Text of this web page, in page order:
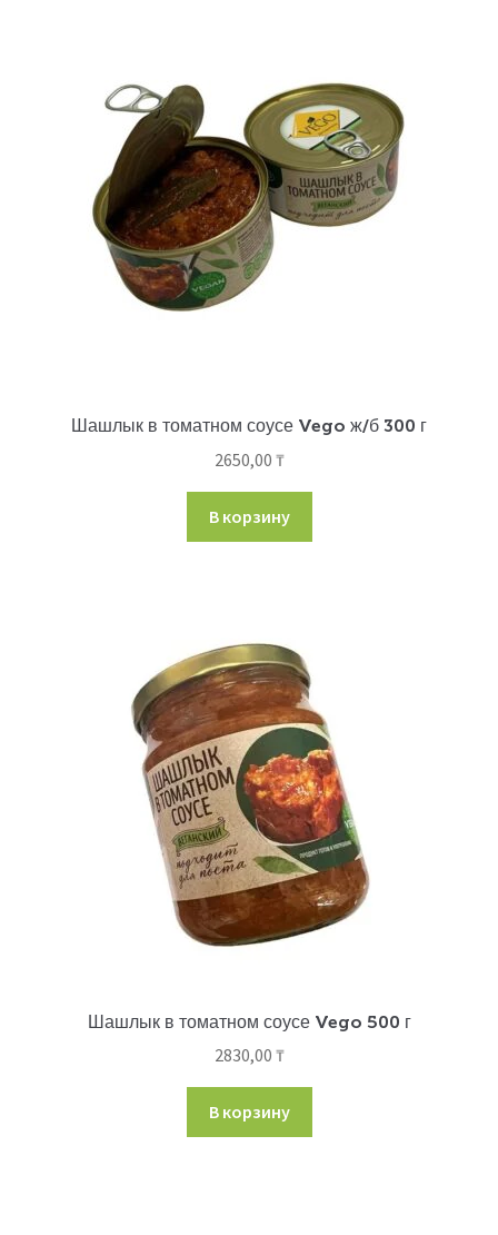
Шашлык в томатном соусе Vego ж/б 300 г
2650,00 ₸
В корзину
Шашлык в томатном соусе Vego 500 г
2830,00 ₸
В корзину